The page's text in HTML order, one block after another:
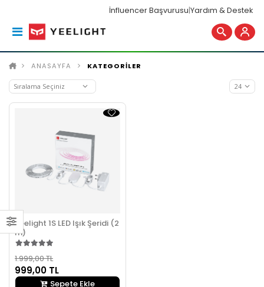
İnfluencer Başvurusu|Yardım & Destek
ANASAYFA KATEGORİLER
Yeelight 1S LED Işık Şeridi (2
m)
1.999,00 TL
999,00 TL
Sepete Ekle